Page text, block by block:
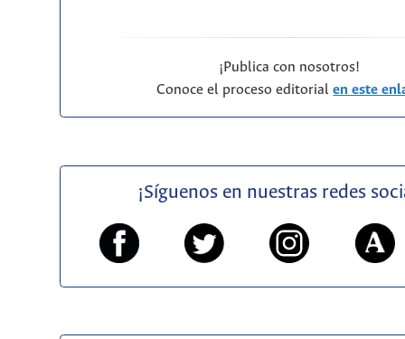
¡Publica con nosotros!
Conoce el proceso editorialen este
¡Síguenos en nuestras redes